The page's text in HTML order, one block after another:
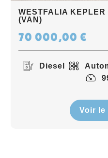
WESTFALIA KEPLER
(VAN)
70 000,00 €
Diesel
Voir le